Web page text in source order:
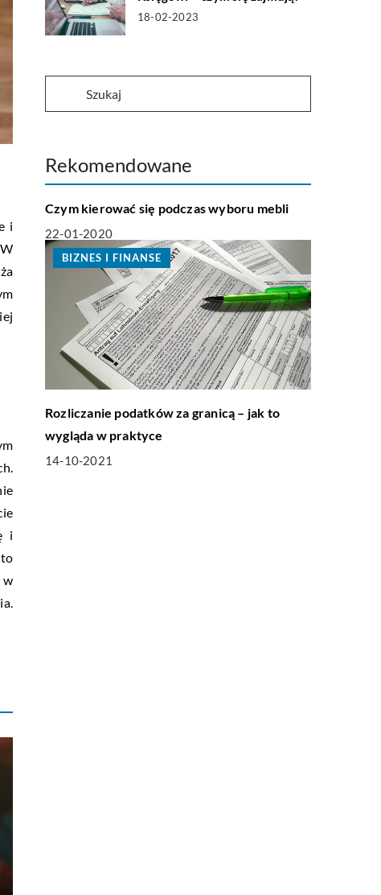
i
i
w
18-02-2023
Rekomendowane
DOM I OGRODNICTWO
Czym kierować się podczas wyboru mebli
22-01-2020
BIZNES I FINANSE
Rozliczanie podatków za granicą – jak to
wygląda w praktyce
14-10-2021